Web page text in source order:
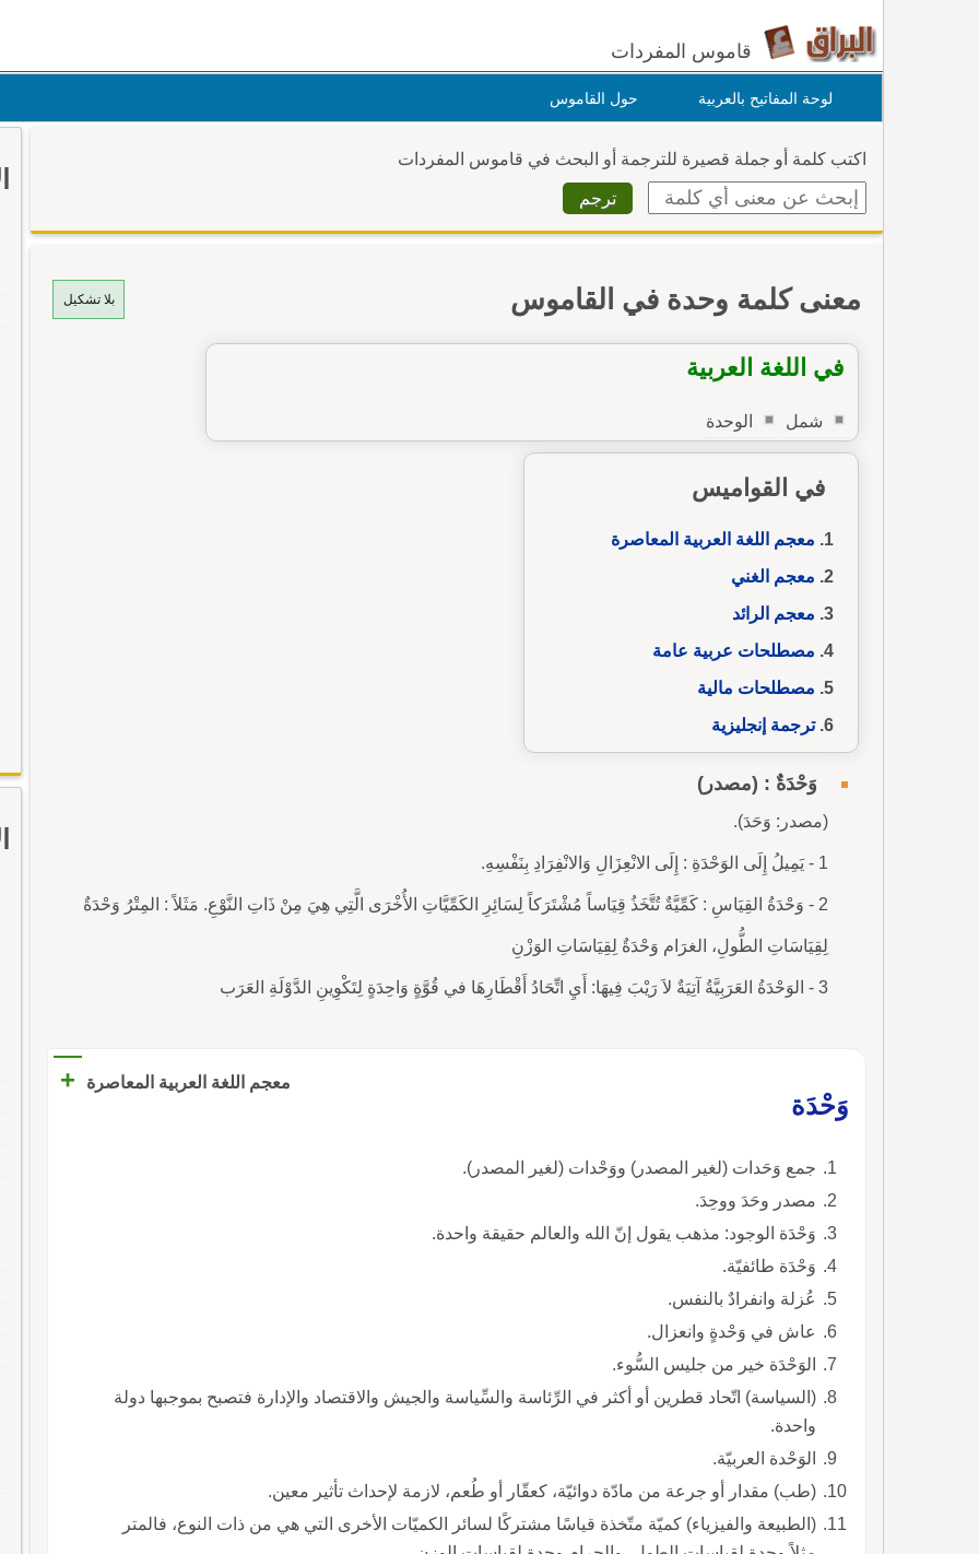
قاموس المفردات
لوحة المفاتيح بالعربية حول القاموس
اكتب كلمة أو جملة قصيرة للترجمة أو البحث في قاموس المفردات
بلا تشكيل معنى كلمة وحدة في القاموس
في اللغة العربية
شمل الوحدة
في القواميس
معجم اللغة العربية المعاصرة
معجم الغني
معجم الرائد
مصطلحات عربية عامة
مصطلحات مالية
ترجمة إنجليزية
وَحْدَةٌ : (مصدر)
(مصدر: وَحَدَ).
1 - يَمِيلُ إِلَى الوَحْدَةِ : إِلَى الانْعِزَالِ وَالانْفِرَادِ بِنَفْسِهِ.
2 - وَحْدَةُ القِيَاسِ : كَمِّيَّةٌ تُتَّخَذُ قِيَاساً مُشْتَرَكاً لِسَائِرِ الكَمِّيَّاتِ الأُخْرَى الَّتِي هِيَ مِنْ ذَاتِ النَّوْعِ. مَثَلاً : المِتْرُ وَحْدَةٌ
لِقِيَاسَاتِ الطُّولِ، الغرَام وَحْدَةٌ لِقِيَاسَاتِ الوَزْنِ
3 - الوَحْدَةُ العَرَبِيَّةُ آتِيَةٌ لاَ رَيْبَ فِيهَا: أَيِ اتِّحَادُ أَقْطَارِهَا في قُوَّةٍ وَاحِدَةٍ لِتَكْوِينِ الدَّوْلَةِ العَرَب
معجم اللغة العربية المعاصرة
+
وَحْدَة
جمع وَحَدات (لغير المصدر) ووَحْدات (لغير المصدر).
مصدر وحَدَ ووحِدَ.
وَحْدَة الوجود: مذهب يقول إنّ الله والعالم حقيقة واحدة.
وَحْدَة طائفيّة.
عُزلة وانفرادٌ بالنفس.
عاش في وَحْدةٍ وانعزال.
الوَحْدَة خير من جليس السُّوء.
(السياسة) اتّحاد قطرين أو أكثر في الرِّئاسة والسِّياسة والجيش والاقتصاد والإدارة فتصبح بموجبها دولة
واحدة.
الوَحْدة العربيّة.
(طب) مقدار أو جرعة من مادّة دوائيّة، كعقّار أو طُعم، لازمة لإحداث تأثير معين.
(الطبيعة والفيزياء) كميّة متّخذة قياسًا مشتركًا لسائر الكميّات الأخرى التي هي من ذات النوع، فالمتر